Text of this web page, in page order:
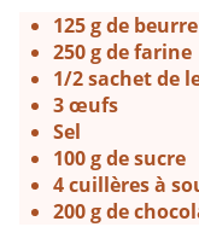
125 g de
250 g de farine
1/2 sachet de
3 œufs
Sel
100 g de sucre
4 cuillères à
200 g de